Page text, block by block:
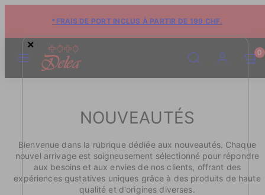
*FRAIS DE PORT INCLUS À PARTIR DE 199 CHF.
MENU RECHERCHE
COMPTEVOIR
LE
VOIR
LE
0
NOUVEAUTÉS
Bienvenue dans la rubrique dédiée aux nouveautés. Chaque
nouvel arrivage est soigneusement sélectionné pour répondre
aux besoins et aux envies de nos clients, offrant des
expériences gustatives uniques grâce à des produits de haute
qualité et d'origines diverses.
×